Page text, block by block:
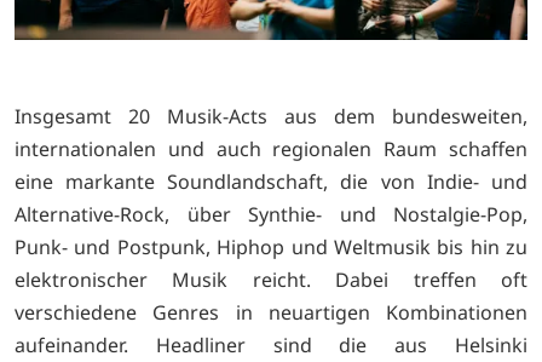
Insgesamt 20 Musik-Acts aus dem bundesweiten,
internationalen und auch regionalen Raum schaffen
eine markante Soundlandschaft, die von Indie- und
Alternative-Rock, über Synthie- und Nostalgie-Pop,
Punk- und Postpunk, Hiphop und Weltmusik bis hin zu
elektronischer Musik reicht. Dabei treffen oft
verschiedene Genres in neuartigen Kombinationen
aufeinander. Headliner sind die aus Helsinki